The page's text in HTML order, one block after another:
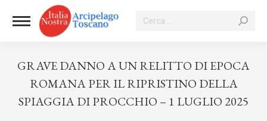
Cerca:
GRAVE DANNO A UN RELITTO DI EPOCA
ROMANA PER IL RIPRISTINO DELLA
SPIAGGIA DI PROCCHIO – 1 LUGLIO 2025